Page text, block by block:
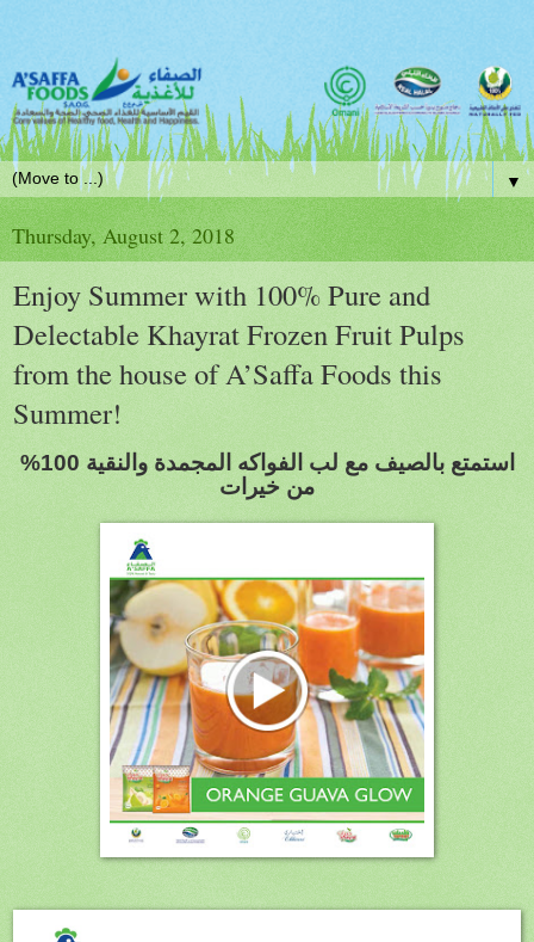
▼
Thursday, August 2, 2018
Enjoy Summer with 100% Pure and
Delectable Khayrat Frozen Fruit Pulps
from the house of A’Saffa Foods this
Summer!
استمتع بالصيف مع لب الفواكه المجمدة والنقية 100%
من خيرات